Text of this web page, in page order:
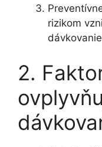
rizikom
2.